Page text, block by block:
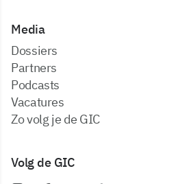
Media
dossiers
partners
podcasts
vacatures
zo volg je de GIC
Volg de GIC